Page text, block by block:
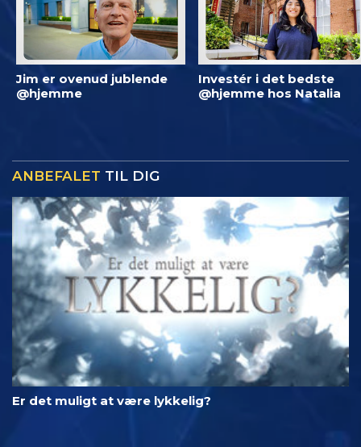
Jim er ovenud jublende
@hjemme
Investér i det bedste
@hjemme hos Natalia
ANBEFALET TIL DIG
Er det muligt at være lykkelig?